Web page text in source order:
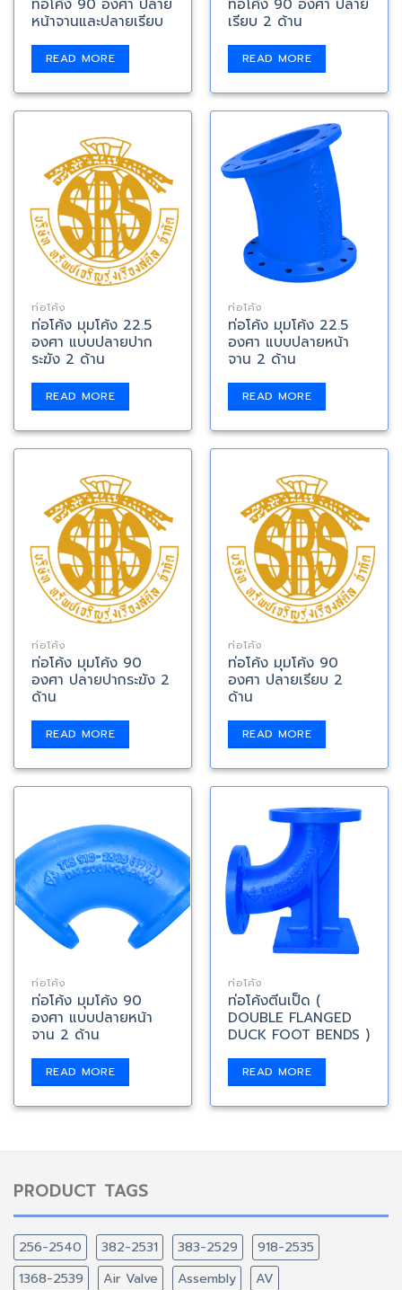
ท่อโค้ง 90 องศา ปลาย
หน้าจานและปลายเรียบ
READ MORE
ท่อโค้ง 90 องศา ปลาย
เรียบ 2 ด้าน
READ MORE
ท่อโค้ง
ท่อโค้ง มุมโค้ง 22.5
องศา แบบปลายปาก
ระฆัง 2 ด้าน
READ MORE
ท่อโค้ง
ท่อโค้ง มุมโค้ง 22.5
องศา แบบปลายหน้า
จาน 2 ด้าน
READ MORE
ท่อโค้ง
ท่อโค้ง มุมโค้ง 90
องศา ปลายปากระฆัง 2
ด้าน
READ MORE
ท่อโค้ง
ท่อโค้ง มุมโค้ง 90
องศา ปลายเรียบ 2
ด้าน
READ MORE
ท่อโค้ง
ท่อโค้ง มุมโค้ง 90
องศา แบบปลายหน้า
จาน 2 ด้าน
READ MORE
ท่อโค้ง
ท่อโค้งตีนเป็ด (
DOUBLE FLANGED
DUCK FOOT BENDS )
READ MORE
PRODUCT TAGS
256-2540 382-2531 383-2529
918-2535
1368-2539
Air Valve Assembly
AV